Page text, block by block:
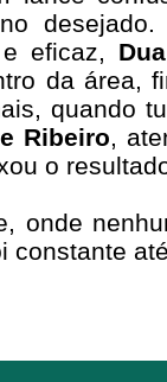
eficaz,
da área,
quando
Ribeiro,
o
onde
constante